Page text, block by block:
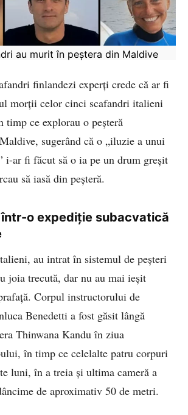
au murit în peștera din Maldive
finlandezi experți crede că ar fi
morții celor cinci scafandri italieni
timp ce explorau o peșteră
sugerând că o „iluzie a unui
i-ar fi făcut să o ia pe un drum greșit
să iasă din peșteră.
o expediție subacvatică
au intrat în sistemul de peșteri
joia trecută, dar nu au mai ieșit
Corpul instructorului de
Benedetti a fost găsit lângă
Thinwana Kandu în ziua
în timp ce celelalte patru corpuri
luni, în a treia și ultima cameră a
de aproximativ 50 de metri.